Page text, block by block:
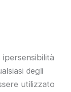
degli
utilizzato